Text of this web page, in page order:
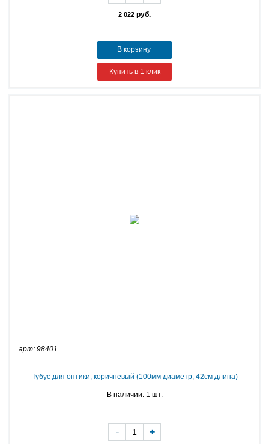
2 022 руб.
В корзину
Купить в 1 клик
арт: 98401
Тубус для оптики, коричневый (100мм диаметр, 42см длина)
В наличии: 1 шт.
- +